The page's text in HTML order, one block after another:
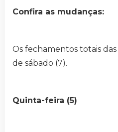
Confira as mudanças:
Os fechamentos totais das
de sábado (7).
Quinta-feira (5)